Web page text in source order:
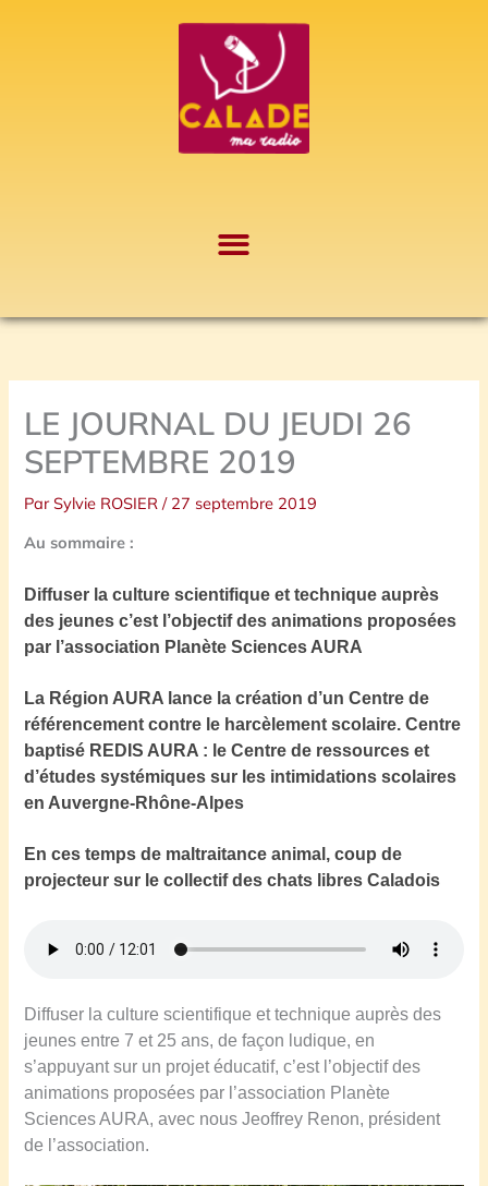
LE JOURNAL DU JEUDI 26
SEPTEMBRE 2019
ParSylvie ROSIER/ 27 septembre 2019
Au sommaire :
Diffuser la culture scientifique et technique auprès
des jeunes c’est l’objectif des animations proposées
par l’association Planète Sciences AURA
La Région AURA lance la création d’un Centre de
référencement contre le harcèlement scolaire. Centre
baptisé REDIS AURA : le Centre de ressources et
d’études systémiques sur les intimidations scolaires
en Auvergne-Rhône-Alpes
En ces temps de maltraitance animal, coup de
projecteur sur le collectif des chats libres Caladois
Diffuser la culture scientifique et technique auprès des
jeunes entre 7 et 25 ans, de façon ludique, en
s’appuyant sur un projet éducatif, c’est l’objectif des
animations proposées par l’association Planète
Sciences AURA, avec nous Jeoffrey Renon, président
de l’association.